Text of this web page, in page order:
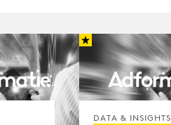
DATA & INSIGHTS